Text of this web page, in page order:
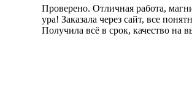
Проверено. Отличная работа,
ура! Заказала через сайт, все
Получила всё в срок, качество на